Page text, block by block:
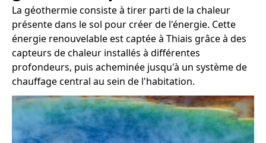
La géothermie consiste à tirer parti de la chaleur
présente dans le sol pour créer de l'énergie. Cette
énergie renouvelable est captée à Thiais grâce à des
capteurs de chaleur installés à différentes
profondeurs, puis acheminée jusqu'à un système de
chauffage central au sein de l'habitation.